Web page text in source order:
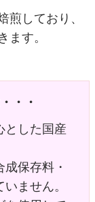
煎しており、
ます。
・・
とした国産
保存料・
ません。